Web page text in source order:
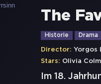
The
Historie Drama
Director: Yorgos
Stars: Olivia
Im 18.